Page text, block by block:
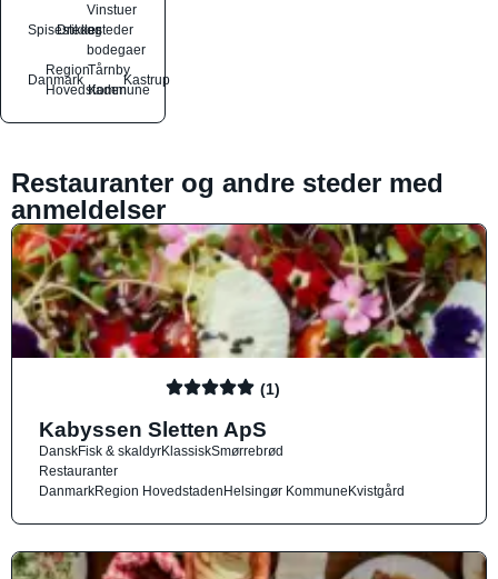
Spisesteder
Drikkesteder
Vinstuer
og
bodegaer
Danmark
Region
Hovedstaden
Tårnby
Kommune
Kastrup
Restauranter og andre steder med
anmeldelser
(1)
Kabyssen Sletten ApS
DanskFisk & skaldyrKlassiskSmørrebrød
Restauranter
DanmarkRegion HovedstadenHelsingør KommuneKvistgård